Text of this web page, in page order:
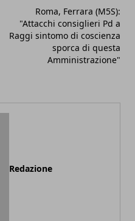
Roma, Ferrara (M5S):
"Attacchi consiglieri Pd a
Raggi sintomo di coscienza
sporca di questa
Amministrazione"
Redazione